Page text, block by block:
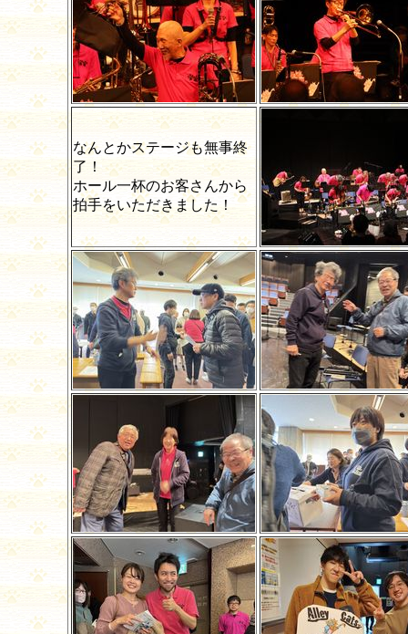
なんとかステージも無事終
了！
ホール一杯のお客さんから
拍手をいただきました！